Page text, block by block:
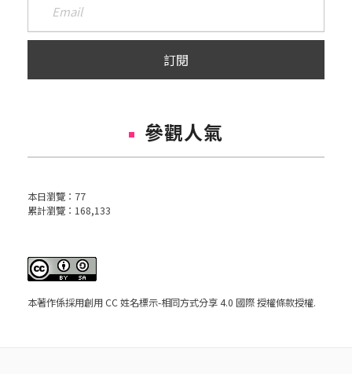
參觀人氣
本日瀏覽： 77
累計瀏覽： 168,133
本著作係採用創用 CC 姓名標示-相同方式分享 4.0 國際 授權條款授權.